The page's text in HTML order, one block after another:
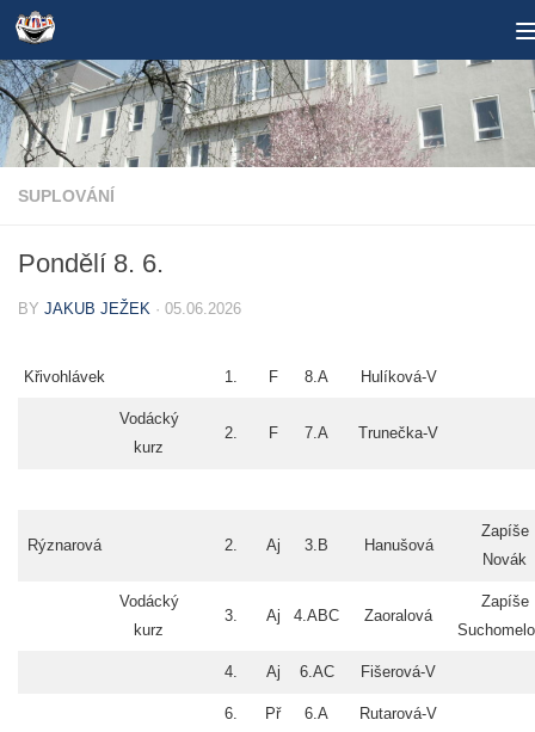
Skip to content
SUPLOVÁNÍ
Pondělí 8. 6.
BY JAKUB JEŽEK · 05.06.2026
Křivohlávek 1. F 8.A Hulíková-V
Vodácký
kurz
2. F 7.A Trunečka-V
Rýznarová 2. Aj 3.B Hanušová
Zapíše
Novák
Vodácký
kurz
3. Aj 4.ABC Zaoralová
Zapíše
4. Aj 6.AC Fišerová-V
6. Př 6.A Rutarová-V